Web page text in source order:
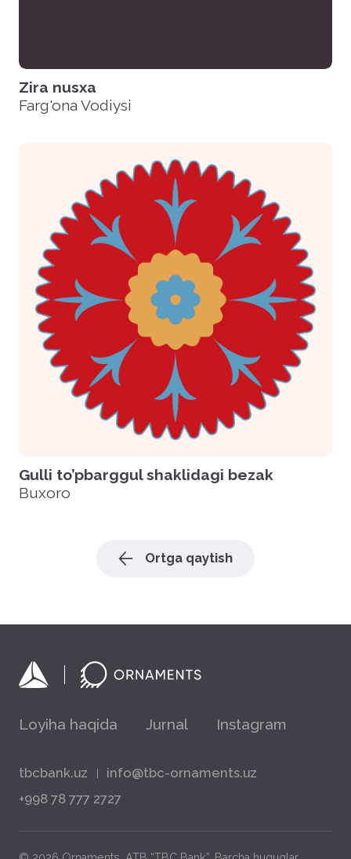
Zira nusxa
Farg'ona Vodiysi
Gulli to’pbarggul shaklidagi bezak
Buxoro
Ortga qaytish
Loyiha haqida Jurnal Instagram
tbcbank.uz
info@tbc-ornaments.uz
+998 78 777 2727